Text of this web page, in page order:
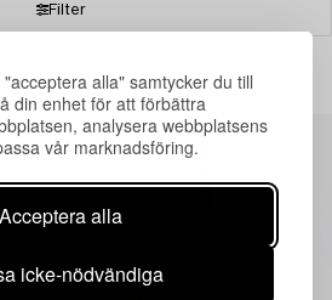
alla" samtycker du till
din enhet för att förbättra
analysera webbplatsens
vår marknadsföring.
Acceptera alla
icke-nödvändiga
Filter
ALLA